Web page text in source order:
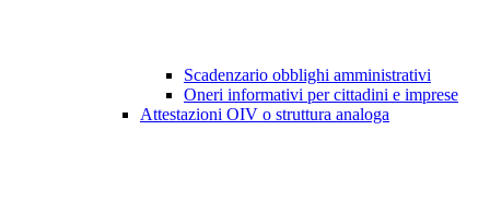
Scadenzario obblighi amministrativi
Oneri informativi per cittadini e imprese
Attestazioni OIV o struttura analoga